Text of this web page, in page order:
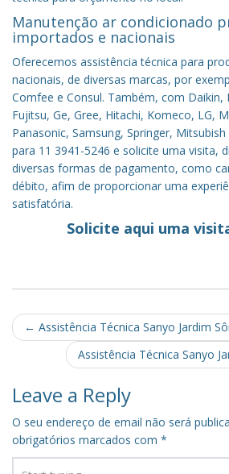
Manutenção ar condicionado
importados e nacionais
Oferecemos assistência técnica para
nacionais, de diversas marcas, por
Comfee e Consul. Também, com Daikin,
Fujitsu, Ge, Gree, Hitachi, Komeco, LG,
Panasonic, Samsung, Springer,
para 11 3941-5246 e solicite uma visita,
diversas formas de pagamento, como
débito, afim de proporcionar uma
satisfatória.
Solicite aqui uma
Post
navigation
← Assistência Técnica Sanyo Jardim
Assistência Técnica Sanyo
Leave a Reply
O seu endereço de email não será
obrigatórios marcados com *